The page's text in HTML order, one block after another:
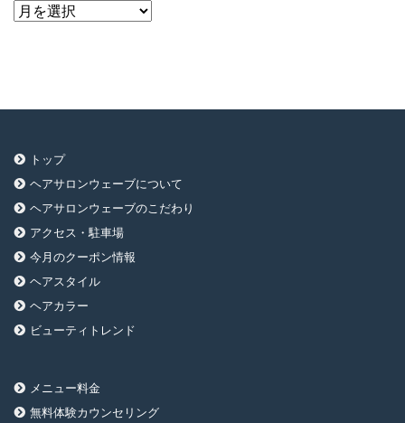
ア
トップ
ヘアサロンウェーブについて
ヘアサロンウェーブのこだわり
アクセス・駐車場
今月のクーポン情報
ヘアスタイル
ヘアカラー
ビューティトレンド
メニュー料金
無料体験カウンセリング